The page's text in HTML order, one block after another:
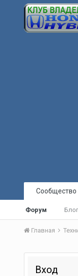
Сообщество
Форум
Главная
Вход